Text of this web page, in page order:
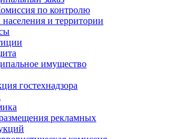
по контролю
и территории
имущество
гостехнадзора
рекламных